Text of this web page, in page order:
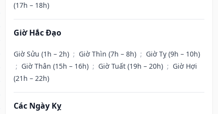
(17h – 18h)
Giờ Hắc Đạo
Giờ Sửu (1h – 2h) ; Giờ Thìn (7h – 8h) ; Giờ Tỵ (9h – 10h)
; Giờ Thân (15h – 16h) ; Giờ Tuất (19h – 20h) ; Giờ Hợi
(21h – 22h)
Các Ngày Kỵ